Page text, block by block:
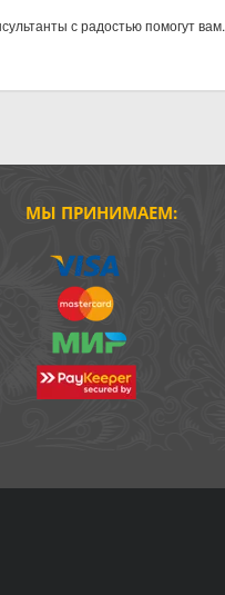
с радостью помогут вам.
МЫ ПРИНИМАЕМ: